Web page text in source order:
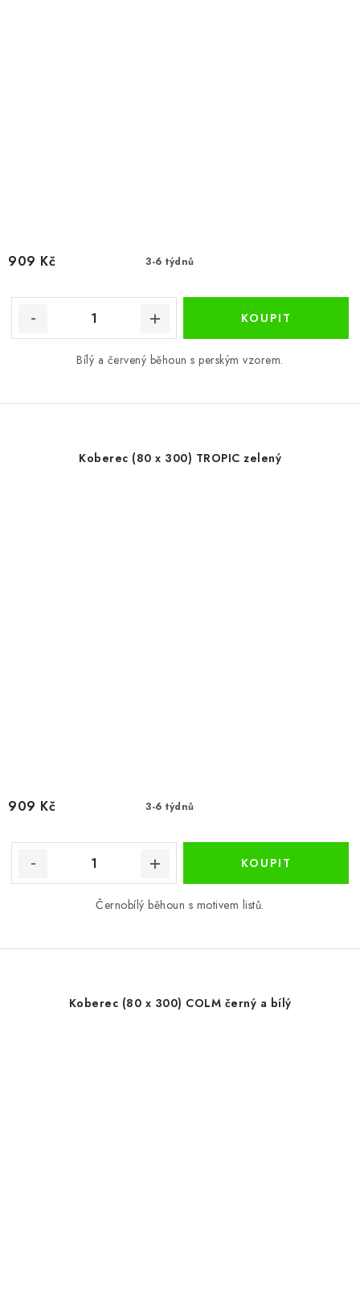
3-6 týdnů
909 Kč
Bílý a červený běhoun s perským vzorem.
Koberec (80 x 300) TROPIC zelený
3-6 týdnů
909 Kč
Černobílý běhoun s motivem listů.
Koberec (80 x 300) COLM černý a bílý